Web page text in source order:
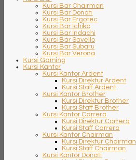
Kursi Bar Chairman
Kursi Bar Donati
Kursi Bar Ergotec
Kursi Bar Ichiko
Kursi Bar Indachi
Kursi Bar Savello
Kursi Bar Subaru
Kursi Bar Verona
Kursi Gaming
Kursi Kantor
Kursi Kantor Ardent
Kursi Direktur Ardent
Kursi Staff Ardent
Kursi Kantor Brother
Kursi Direktur Brother
Kursi Staff Brother
Kursi Kantor Carrera
Kursi Direktur Carrera
Kursi Staff Carrera
Kursi Kantor Chairman
Kursi Direktur Chairman
Kursi Staff Chairman
Kursi Kantor Donati